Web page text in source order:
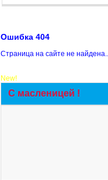
Ошибка 404
Страница на сайте не
New!
С масленицей !